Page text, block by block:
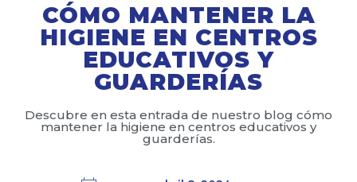
CÓMO MANTENER LA
HIGIENE EN CENTROS
EDUCATIVOS Y
GUARDERÍAS
Descubre en esta entrada de nuestro blog cómo
mantener la higiene en centros educativos y
guarderías.